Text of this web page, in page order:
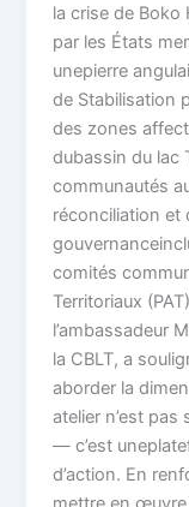
la crise de Boko
par les États
unepierre
de Stabilisation
des zones
dubassin du lac
communautés
réconciliation et
comités
Territoriaux
l’ambassadeur
la CBLT, a
aborder la
atelier n’est
— c’est
d’action. En